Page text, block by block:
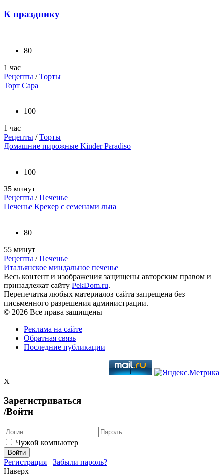
К празднику
80
1 час
Рецепты /Торты
Торт Сара
100
1 час
Рецепты /Торты
Домашние пирожные Kinder Paradiso
100
35 минут
Рецепты /Печенье
Печенье Крекер с семенами льна
80
55 минут
Рецепты /Печенье
Итальянское миндальное печенье
Весь контент и изображения защищены авторским правом и
принадлежат сайту PekDom.ru.
Перепечатка любых материалов сайта запрещена без
письменного разрешения администрации.
© 2026 Все права защищены
Реклама на сайте
Обратная связь
Последние публикации
X
Зарегистриваться
/Войти
Чужой компьютер
Войти
Регистрация
Забыли пароль?
Наверх